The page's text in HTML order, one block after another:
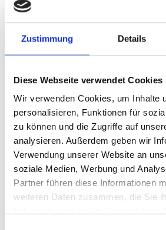
Zustimmung Details
Diese Webseite verwendet Cookies
Wir verwenden Cookies, um Inhalte
personalisieren, Funktionen für
zu können und die Zugriffe auf
analysieren. Außerdem geben wir
Verwendung unserer Website an
soziale Medien, Werbung und
Partner führen diese Informationen
weiteren Daten zusammen, die Sie
Produkttyp
Stand 05.01.2026
Geplante
Aktualisierung
derzeit
Dieser Inhalt steht nur
Verfügung.